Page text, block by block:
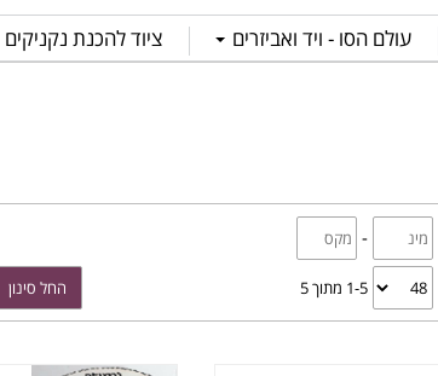
עולם הסו - ויד ואביזרים ציוד להכנת נקניקים
-
1-5 מתוך 5